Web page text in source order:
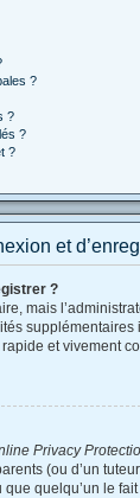
?
?
?
?
et
?
mais
et vivement
Privacy
(ou d’un
quelqu’un le